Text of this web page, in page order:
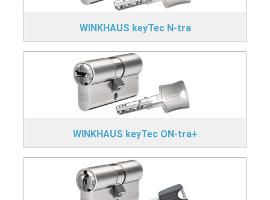
WINKHAUS keyTec N-tra
WINKHAUS keyTec ON-tra+